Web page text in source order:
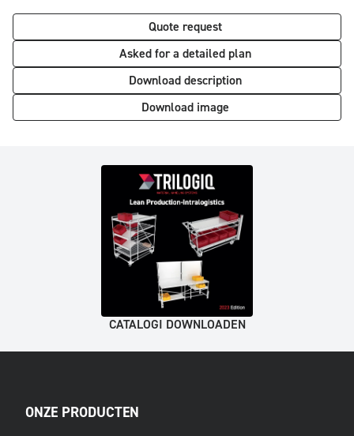
Quote request
Asked for a detailed plan
Download description
Download image
CATALOGI DOWNLOADEN
ONZE PRODUCTEN